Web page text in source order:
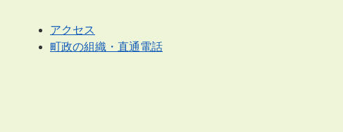
アクセス
町政の組織・直通電話